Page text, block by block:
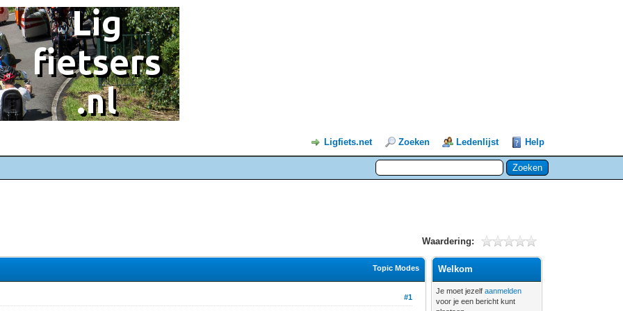
Ligfiets.net Zoeken Ledenlijst Help
Waardering:
Topic Modes
#1
Welkom
Je moet jezelfaanmelden
voor je een bericht kunt